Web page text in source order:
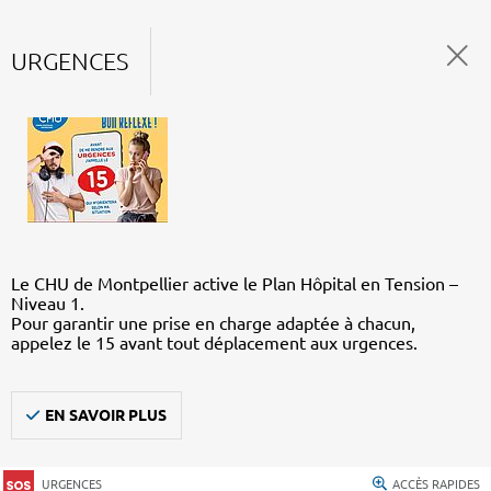
URGENCES
Le CHU de Montpellier active le Plan Hôpital en Tension –
Niveau 1.
Pour garantir une prise en charge adaptée à chacun,
appelez le 15 avant tout déplacement aux urgences.
EN SAVOIR PLUS
URGENCES ACCÈS RAPIDES